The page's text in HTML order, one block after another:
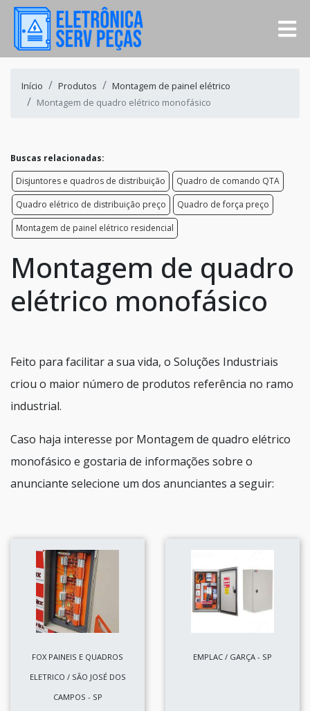
Início Produtos
Montagem de painel elétrico
Montagem de quadro elétrico monofásico
Buscas relacionadas:
Disjuntores e quadros de distribuição
Quadro de comando QTA
Quadro elétrico de distribuição preço
Quadro de força preço
Montagem de painel elétrico residencial
Montagem de quadro
elétrico monofásico
Feito para facilitar a sua vida, o Soluções Industriais
criou o maior número de produtos referência no ramo
industrial.
Caso haja interesse por Montagem de quadro elétrico
monofásico e gostaria de informações sobre o
anunciante selecione um dos anunciantes a seguir:
FOX PAINEIS E QUADROS
ELETRICO / SÃO JOSÉ DOS
CAMPOS - SP
EMPLAC / GARÇA - SP